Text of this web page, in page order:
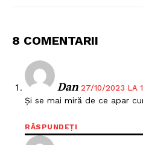
8 COMENTARII
Dan 27/10/2023 LA
Și se mai miră de ce apar
RĂSPUNDEȚI